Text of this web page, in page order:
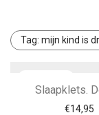
Tag: mijn kind is
Slaapklets.
€14,95